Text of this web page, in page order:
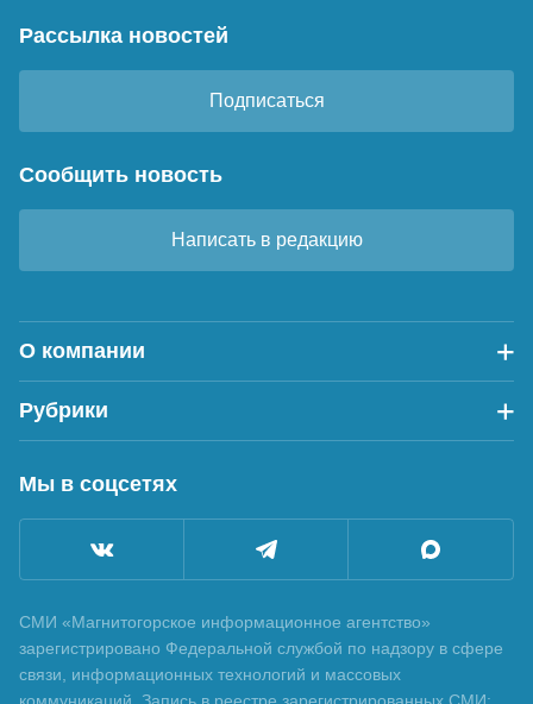
Рассылка новостей
Подписаться
Сообщить новость
Написать в редакцию
О компании
Рубрики
Мы в соцсетях
СМИ «Магнитогорское информационное агентство»
зарегистрировано Федеральной службой по надзору в сфере
связи, информационных технологий и массовых